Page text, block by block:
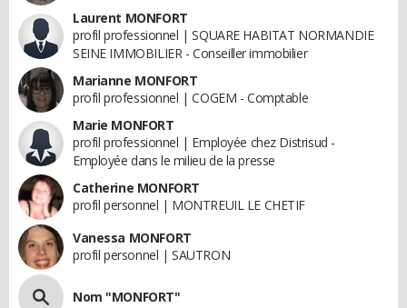
Laurent MONFORT
profil professionnel | SQUARE HABITAT NORMANDIE
SEINE IMMOBILIER - Conseiller immobilier
Marianne MONFORT
profil professionnel | COGEM - Comptable
Marie MONFORT
profil professionnel | Employée chez Distrisud -
Employée dans le milieu de la presse
Catherine MONFORT
profil personnel | MONTREUIL LE CHETIF
Vanessa MONFORT
profil personnel | SAUTRON
Nom "MONFORT"